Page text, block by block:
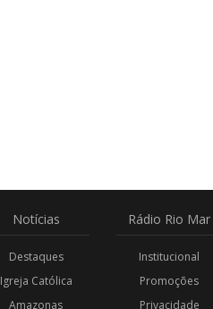
Notícias
Destaques
Igreja Católica
Amazonas
Rádio Rio Mar
Institucional
Promoções
Privacidade